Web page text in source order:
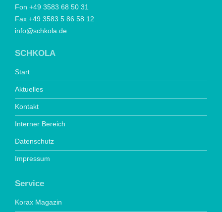
Fon +49 3583 68 50 31
Fax +49 3583 5 86 58 12
info@schkola.de
SCHKOLA
Start
Aktuelles
Kontakt
Interner Bereich
Datenschutz
Impressum
Service
Korax Magazin